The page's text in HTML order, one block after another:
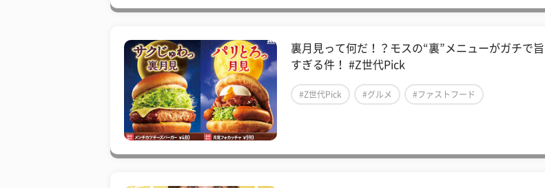
裏月見って何だ！？モスの“裏”メニューがガチで旨
すぎる件！ #Z世代Pick
#Z世代Pick #グルメ #ファストフード